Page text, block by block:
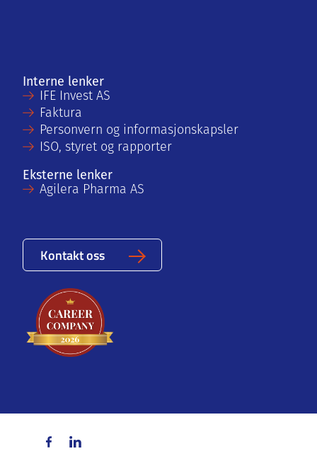
Interne lenker
IFE Invest AS
Faktura
Personvern og informasjonskapsler
ISO, styret og rapporter
Eksterne lenker
Agilera Pharma AS
Kontakt oss